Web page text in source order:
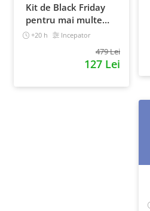
Kit de Black Friday
pentru mai multe
vanzari in magazinul
+20 h Incepator
479 Lei
127 Lei